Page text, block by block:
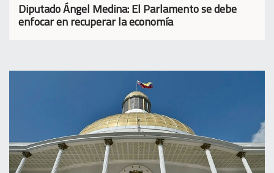
Diputado Ángel Medina: El Parlamento se debe
enfocar en recuperar la economía